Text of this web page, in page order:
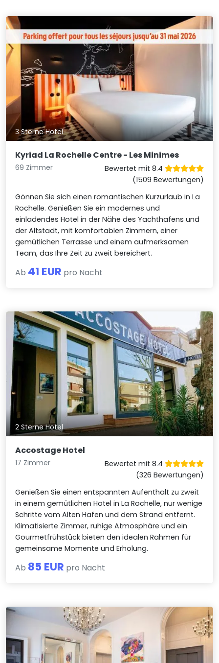
3 Sterne Hotel
Kyriad La Rochelle Centre - Les Minimes
69 Zimmer
Bewertet mit 8.4
(1509 Bewertungen)
Gönnen Sie sich einen romantischen Kurzurlaub in La
Rochelle. Genießen Sie ein modernes und
einladendes Hotel in der Nähe des Yachthafens und
der Altstadt, mit komfortablen Zimmern, einer
gemütlichen Terrasse und einem aufmerksamen
Team, das Ihre Zeit zu zweit bereichert.
Ab 41 EUR pro Nacht
2 Sterne Hotel
Accostage Hotel
17 Zimmer
Bewertet mit 8.4
(326 Bewertungen)
Genießen Sie einen entspannten Aufenthalt zu zweit
in einem gemütlichen Hotel in La Rochelle, nur wenige
Schritte vom Alten Hafen und dem Strand entfernt.
Klimatisierte Zimmer, ruhige Atmosphäre und ein
Gourmetfrühstück bieten den idealen Rahmen für
gemeinsame Momente und Erholung.
Ab 85 EUR pro Nacht